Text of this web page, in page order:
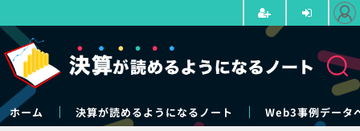
ホーム 決算が読めるようになるノート Web3事例データ